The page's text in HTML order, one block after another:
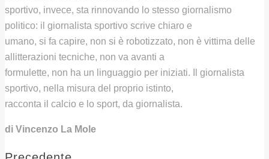
sportivo, invece, sta rinnovando lo stesso giornalismo
politico: il giornalista sportivo scrive chiaro e
umano, si fa capire, non si è robotizzato, non è vittima delle
allitterazioni tecniche, non va avanti a
formulette, non ha un linguaggio per iniziati. Il giornalista
sportivo, nella misura del proprio istinto,
racconta il calcio e lo sport, da giornalista.
di Vincenzo La Mole